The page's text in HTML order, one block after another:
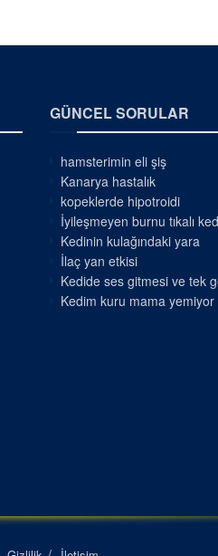
GÜNCEL SORULAR
hamsterimin eli şiş
Kanarya hastalık
kopeklerde hipotroidi
İyileşmeyen burnu tıkalı
Kedinin kulağındaki yara
İlaç yan etkisi
Kedide ses gitmesi ve tek
Kedim kuru mama yemiyor